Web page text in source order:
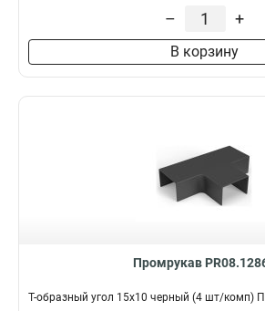
– +
В корзину
Промрукав
Т-образный угол 15х10 черный (4 шт/комп)